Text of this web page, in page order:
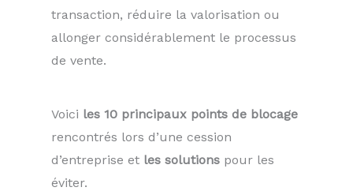
transaction, réduire la valorisation ou
allonger considérablement le processus
de vente.
Voici les 10 principaux points de blocage
rencontrés lors d’une cession
d’entreprise et les solutions pour les
éviter.